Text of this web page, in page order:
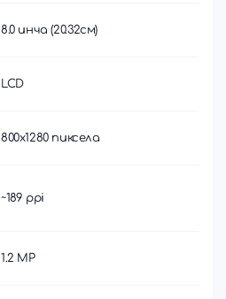
8.0 инча (20.32см)
LCD
800x1280 пиксела
~189 ppi
1.2 MP